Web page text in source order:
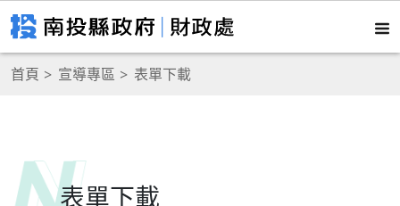
首頁 宣導專區 表單下載
表單下載